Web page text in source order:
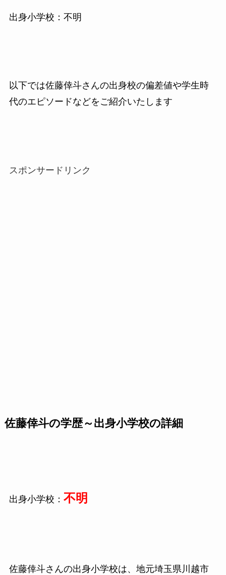
出身小学校：不明
以下では佐藤倖斗さんの出身校の偏差値や学生時
代のエピソードなどをご紹介いたします
スポンサードリンク
佐藤倖斗の学歴～出身小学校の詳細
出身小学校： 不明
佐藤倖斗さんの出身小学校は、地元埼玉県川越市